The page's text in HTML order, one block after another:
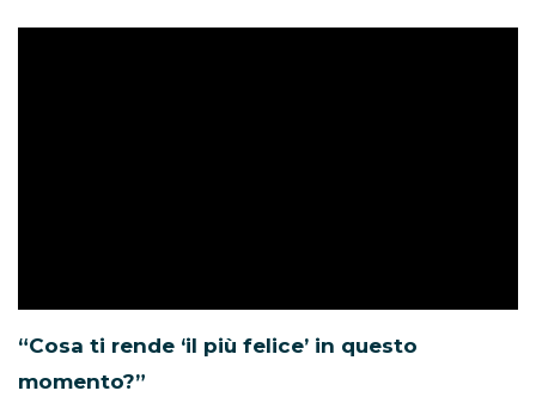
“Cosa ti rende ‘il più felice’ in questo
momento?”